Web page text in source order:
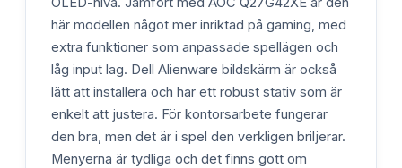
här modellen något mer inriktad på gaming, med
extra funktioner som anpassade spellägen och
låg input lag. Dell Alienware bildskärm är också
lätt att installera och har ett robust stativ som är
enkelt att justera. För kontorsarbete fungerar
den bra, men det är i spel den verkligen briljerar.
Menyerna är tydliga och det finns gott om